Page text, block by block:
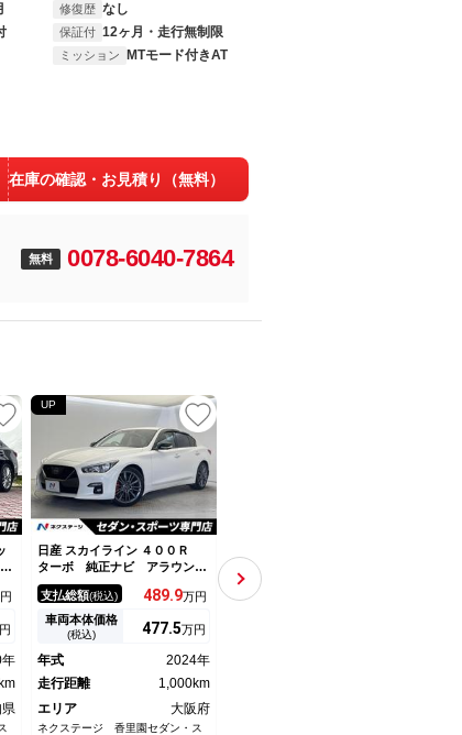
修復歴 なし
保証付 12ヶ月・走行無制限
ミッション MTモード付きAT
在庫の確認・お見積り（無料）
無料 0078-6040-7864
UP
日産 スカイライン ４００Ｒ
ターボ 純正ナビ アラウンド
ビューモニター インテリジェ
ントクルーズコントロール シ
ートヒーター メモリー機能付
きパワーシート 純正１９イン
ドライト 純正革巻きステアリ
ング
支払総額(税込) 489.9万円
車両本体価格
(税込) 477.5万円
年式
2024年
走行距離
1,000km
エリア
大阪府
ネクステージ 香里園セダン・ス
検整備付き ５速ＭＴ エアコ
ン カロッツェリアＣＤプレイ
ヤー支払総額